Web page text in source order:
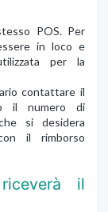
POS. Per
in loco e
per la
contattare il
il numero di
si desidera
il rimborso
il